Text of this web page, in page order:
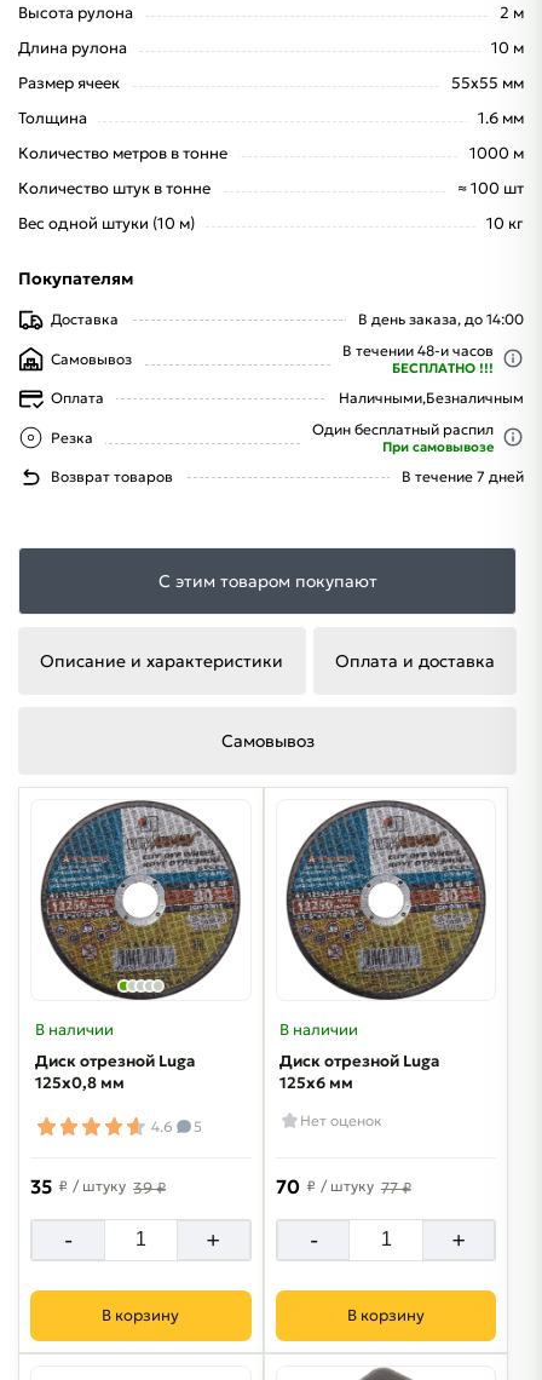
Высота рулона
2 м
Длина рулона
10 м
Размер ячеек
55х55 мм
Толщина
1.6 мм
Количество метров в тонне
1000 м
Количество штук в тонне
≈ 100 шт
Вес одной штуки (10 м)
10 кг
Покупателям
Доставка В день заказа, до 14:00
Самовывоз В течении 48-и часов
БЕСПЛАТНО !!!
Оплата Наличными,Безналичным
Резка Один бесплатный распил
При самовывозе
Возврат товаров В течение 7 дней
С этим товаром покупают
Описание и характеристики Оплата и доставка
Самовывоз
В наличии
Диск отрезной Luga
125х0,8 мм
4.6 5
35 ₽ / штуку 39 ₽
- +
В корзину
В наличии
Диск отрезной Luga
125х6 мм
Нет оценок
70 ₽ / штуку 77 ₽
- +
В корзину